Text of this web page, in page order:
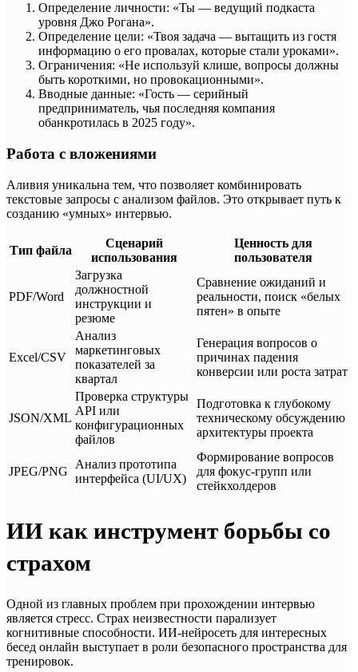
Определение личности: «Ты — ведущий подкаста
уровня Джо Рогана».
Определение цели: «Твоя задача — вытащить из гостя
информацию о его провалах, которые стали уроками».
Ограничения: «Не используй клише, вопросы должны
быть короткими, но провокационными».
Вводные данные: «Гость — серийный
предприниматель, чья последняя компания
обанкротилась в 2025 году».
Работа с вложениями
Аливия уникальна тем, что позволяет комбинировать
текстовые запросы с анализом файлов. Это открывает путь к
созданию «умных» интервью.
Тип файла
Сценарий
использования
Ценность для
пользователя
PDF/Word
Загрузка
должностной
инструкции и
резюме
Сравнение ожиданий и
реальности, поиск «белых
пятен» в опыте
Excel/CSV
Анализ
маркетинговых
показателей за
квартал
Генерация вопросов о
причинах падения
конверсии или роста затрат
JSON/XML
Проверка структуры
API или
конфигурационных
файлов
Подготовка к глубокому
техническому обсуждению
архитектуры проекта
JPEG/PNG
Анализ прототипа
интерфейса (UI/UX)
Формирование вопросов
для фокус-групп или
стейкхолдеров
ИИ как инструмент борьбы со
страхом
Одной из главных проблем при прохождении интервью
является стресс. Страх неизвестности парализует
когнитивные способности. ИИ-нейросеть для интересных
бесед онлайн выступает в роли безопасного пространства для
тренировок.